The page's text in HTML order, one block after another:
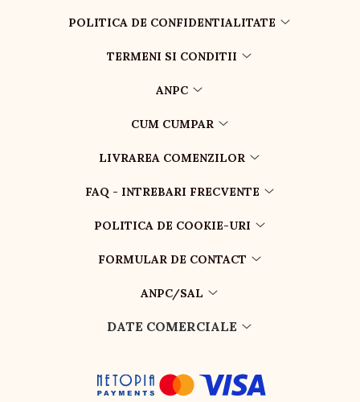
POLITICA DE CONFIDENTIALITATE
TERMENI SI CONDITII
ANPC
CUM CUMPAR
LIVRAREA COMENZILOR
FAQ - INTREBARI FRECVENTE
POLITICA DE COOKIE-URI
FORMULAR DE CONTACT
ANPC/SAL
DATE COMERCIALE